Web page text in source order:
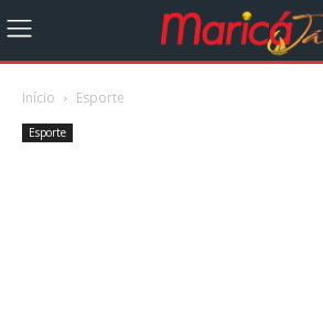
Início Esporte
Esporte